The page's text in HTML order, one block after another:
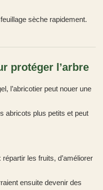
sèche rapidement.
protéger l’arbre
l’abricotier peut nouer une
abricots plus petits et peut
les fruits, d’améliorer
ensuite devenir des